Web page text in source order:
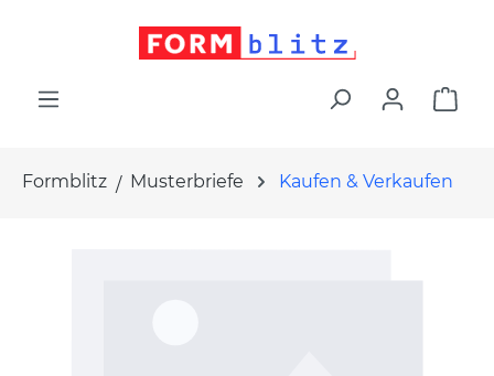
Formblitz Musterbriefe Kaufen & Verkaufen